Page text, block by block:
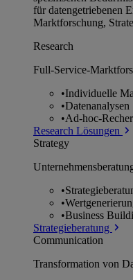
für datengetriebenen
Marktforschung,
Research
Full-Service-
•Individuelle
•Datenanalysen
•Ad-hoc-
Research Lösungen
Strategy
•
•
•Business
Strategieberatung
Communication
Transformation von